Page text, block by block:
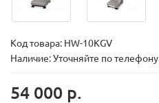
Код товара: HW-10KGV
Наличие: Уточняйте по телефону
54 000 р.